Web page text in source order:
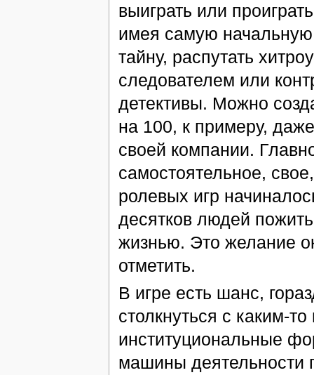
выиграть или
имея самую начальную
тайну, распутать
следователем или
детективы. Можно
на 100, к примеру,
своей компании.
самостоятельное,
ролевых игр
десятков людей
жизнью. Это желание
отметить.
В игре есть шанс,
столкнуться с каким-
институциональные
машины деятельности